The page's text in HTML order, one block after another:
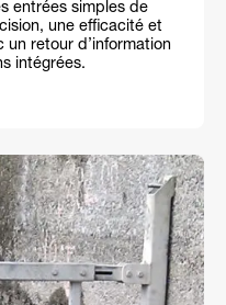
entrées simples de
une efficacité et
retour d’information
intégrées.